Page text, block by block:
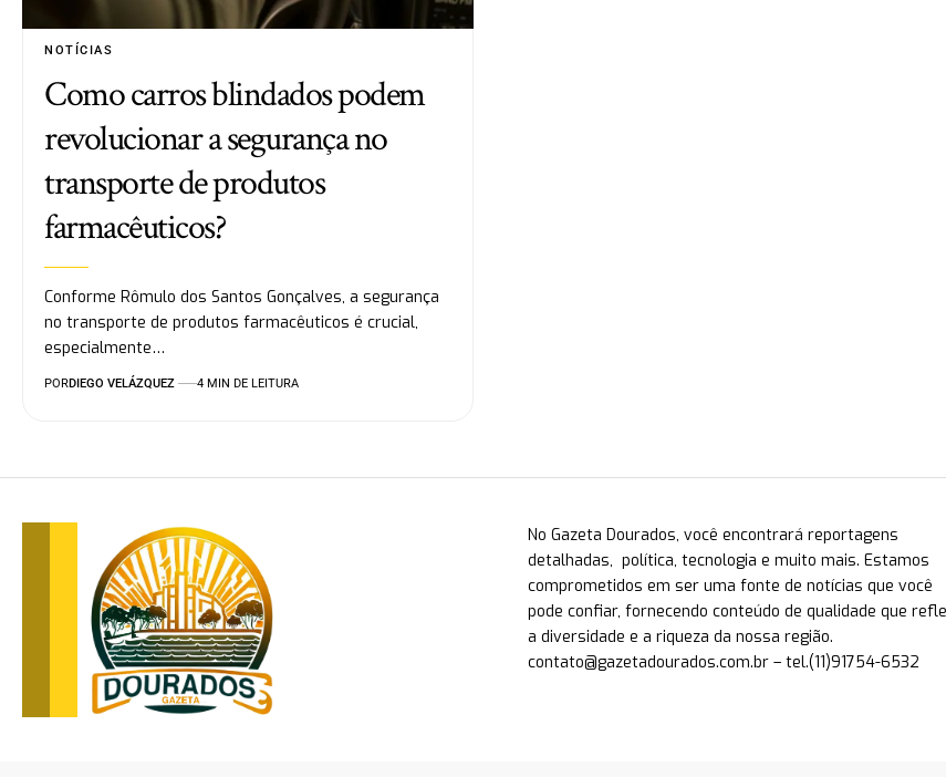
NOTÍCIAS
Como carros blindados podem
revolucionar a segurança no
transporte de produtos
farmacêuticos?
Conforme Rômulo dos Santos Gonçalves, a segurança
no transporte de produtos farmacêuticos é crucial,
especialmente…
PORDIEGO VELÁZQUEZ 4 MIN DE LEITURA
No Gazeta Dourados, você encontrará reportagens
detalhadas, política, tecnologia e muito mais. Estamos
comprometidos em ser uma fonte de notícias que você
pode confiar, fornecendo conteúdo de qualidade que
a diversidade e a riqueza da nossa região.
contato@gazetadourados.com.br– tel.(11)91754-6532